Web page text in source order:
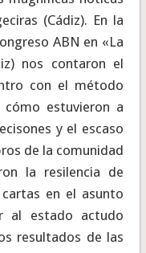
(Cádiz). En la
ABN en «La
nos contaron el
con el método
estuvieron a
y el escaso
de la comunidad
la resilencia de
en el asunto
al estado actudo
resultados de las